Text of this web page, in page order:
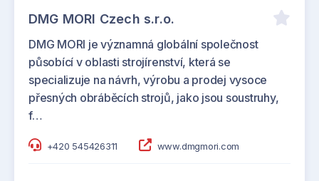
DMG MORI Czech s.r.o.
DMG MORI je významná globální společnost
působící v oblasti strojírenství, která se
specializuje na návrh, výrobu a prodej vysoce
přesných obráběcích strojů, jako jsou soustruhy,
f…
+420 545426311 www.dmgmori.com